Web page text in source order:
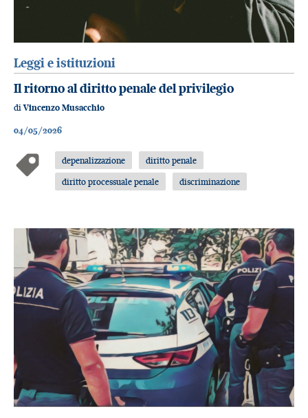
Leggi e istituzioni
Il ritorno al diritto penale del privilegio
diVincenzo Musacchio
04/05/2026
depenalizzazione
diritto penale
diritto processuale penale
discriminazione